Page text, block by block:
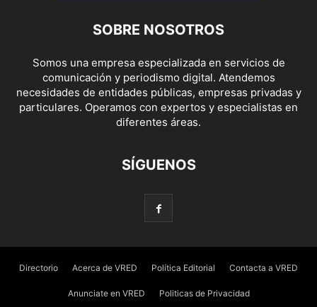
SOBRE NOSOTROS
Somos una empresa especializada en servicios de
comunicación y periodismo digital. Atendemos
necesidades de entidades públicas, empresas privadas y
particulares. Operamos con expertos y especialistas en
diferentes áreas.
SÍGUENOS
Directorio Acerca de VRED Política Editorial Contacta a VRED
Anunciate en VRED Politicas de Privacidad